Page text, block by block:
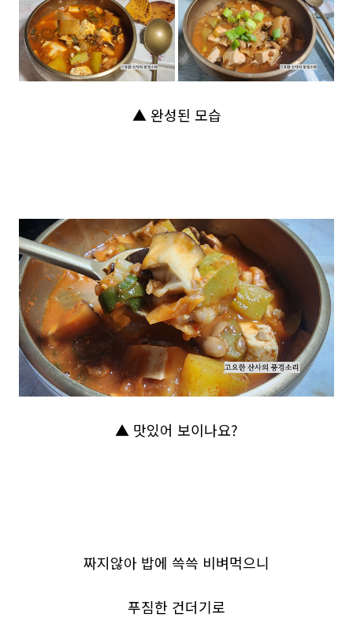
▲ 완성된 모습
▲ 맛있어 보이나요?
짜지않아 밥에 쓱쓱 비벼먹으니
푸짐한 건더기로